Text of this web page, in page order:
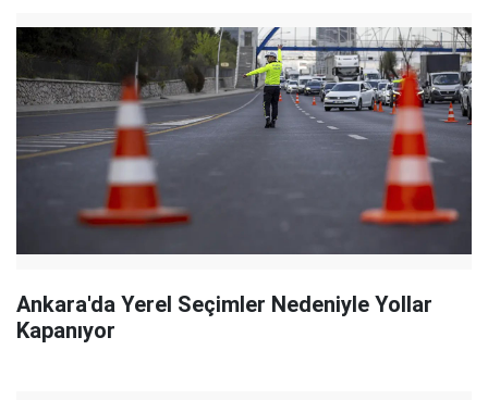
Ankara'da Yerel Seçimler Nedeniyle Yollar
Kapanıyor